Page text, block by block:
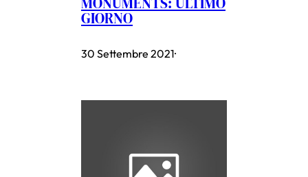
GIORNO
30 Settembre 2021·